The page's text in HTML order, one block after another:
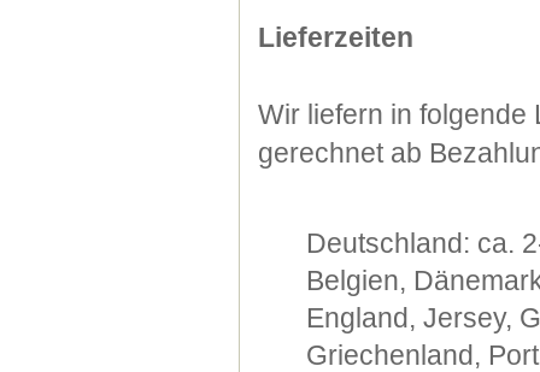
Lieferzeiten
Wir liefern in folgende
gerechnet ab
Deutschland: ca.
Belgien,
England, Jersey,
Griechenland,